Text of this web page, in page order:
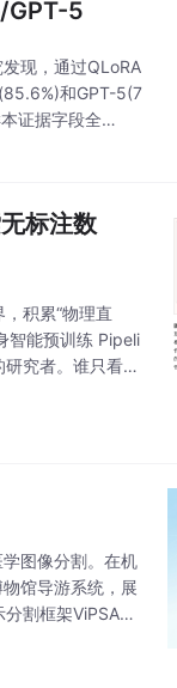
GPT-5
现，通过QLoRA
和GPT-5(7
证据字段全
标注数
积累“物理直
智能预训练 Pipeli
究者。谁只看导
图像分割。在机
馆导游系统，展
割框架ViPSAM